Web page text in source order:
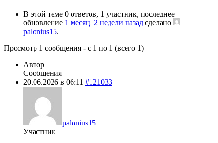
В этой теме 0 ответов, 1 участник, последнее
обновление 1 месяц, 2 недели назад сделано
palonius15.
Просмотр 1 сообщения - с 1 по 1 (всего 1)
Автор
Сообщения
20.06.2026 в 06:11 #121033
palonius15
Участник